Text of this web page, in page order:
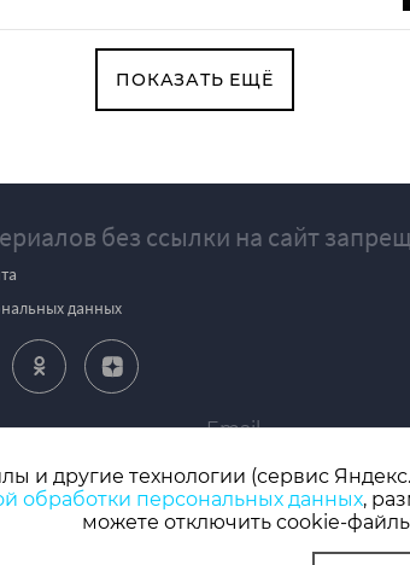
ПОКАЗАТЬ ЕЩЁ
без ссылки на сайт
данных
Email
запись 08.11.2019 серия ЭЛ № ФС 77 - 77192,
и другие технологии (сервис
обработки персональных данных,
можете отключить cookie-